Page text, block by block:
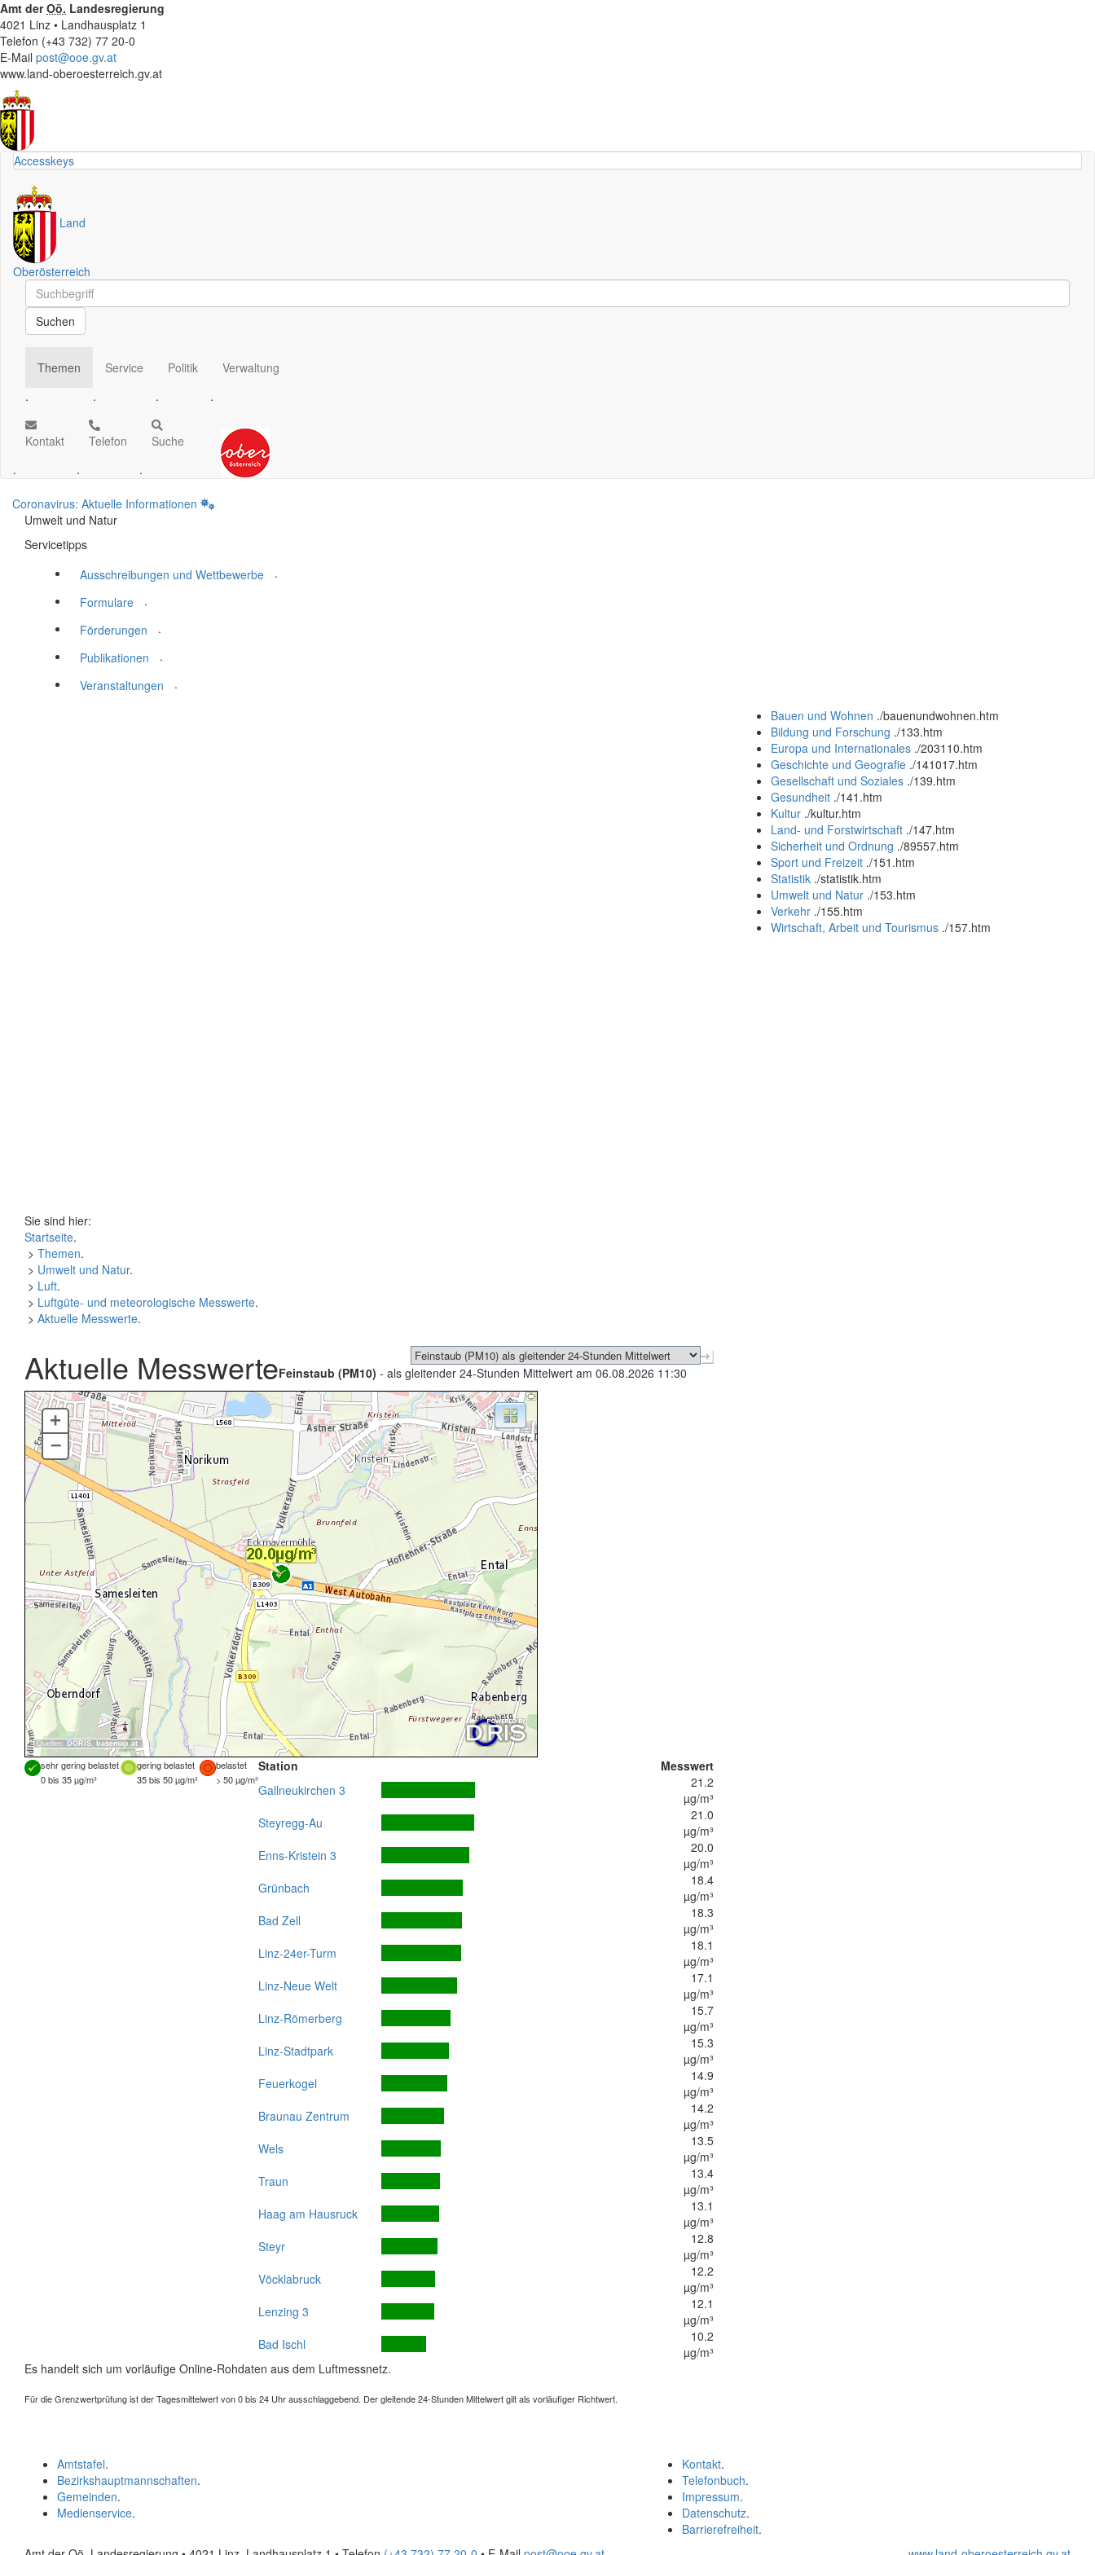
Amt derOö. Landesregierung
4021 Linz • Landhausplatz 1
Telefon (+43 732) 77 20-0
E-Mail post@ooe.gv.at
www.land-oberoesterreich.gv.at
Accesskeys
Land
Oberösterreich
Schnellsuche
Schnellsuche
Suchen
Themen
.
Service
.
Politik
.
Verwaltung
.
Kontakt
.
Telefon
.
Suche
.
Coronavirus: Aktuelle Informationen
Umwelt und Natur
Servicetipps
Ausschreibungen und Wettbewerbe
.
Formulare
.
Förderungen
.
Publikationen
.
Veranstaltungen
.
Bauen und Wohnen ./bauenundwohnen.htm
Bildung und Forschung ./133.htm
Europa und Internationales ./203110.htm
Geschichte und Geografie ./141017.htm
Gesellschaft und Soziales ./139.htm
Gesundheit ./141.htm
Kultur ./kultur.htm
Land- und Forstwirtschaft ./147.htm
Sicherheit und Ordnung ./89557.htm
Sport und Freizeit ./151.htm
Statistik ./statistik.htm
Umwelt und Natur ./153.htm
Verkehr ./155.htm
Wirtschaft, Arbeit und Tourismus ./157.htm
Sie sind hier:
Startseite.
> Themen.
> Umwelt und Natur.
> Luft.
> Luftgüte- und meteorologische Messwerte.
> Aktuelle Messwerte.
Aktuelle MesswerteFeinstaub (PM10) - als gleitender 24-Stunden Mittelwert am 06.08.2026 11:30
Quellen: DORIS, basemap.at
+
–
sehr gering belastet gering belastet
belastet
0 bis 35 µg/m³
35 bis 50 µg/m³ > 50 µg/m³
Station
Messwert
Gallneukirchen 3
21.2
µg/m³
Steyregg-Au
21.0
µg/m³
Enns-Kristein 3
20.0
µg/m³
Grünbach
18.4
µg/m³
Bad Zell
18.3
µg/m³
Linz-24er-Turm
18.1
µg/m³
Linz-Neue Welt
17.1
µg/m³
Linz-Römerberg
15.7
µg/m³
Linz-Stadtpark
15.3
µg/m³
Feuerkogel
14.9
µg/m³
Braunau Zentrum
14.2
µg/m³
Wels
13.5
µg/m³
Traun
13.4
µg/m³
Haag am Hausruck
13.1
µg/m³
Steyr
12.8
µg/m³
Vöcklabruck
12.2
µg/m³
Lenzing 3
12.1
µg/m³
Bad Ischl
10.2
µg/m³
Es handelt sich um vorläufige Online-Rohdaten aus dem Luftmessnetz.
Für die Grenzwertprüfung ist der Tagesmittelwert von 0 bis 24 Uhr ausschlaggebend. Der gleitende 24-Stunden Mittelwert gilt als vorläufiger Richtwert.
Kontakt.
Telefonbuch.
Impressum.
Datenschutz.
Barrierefreiheit.
Amtstafel.
Bezirkshauptmannschaften.
Gemeinden.
Medienservice.